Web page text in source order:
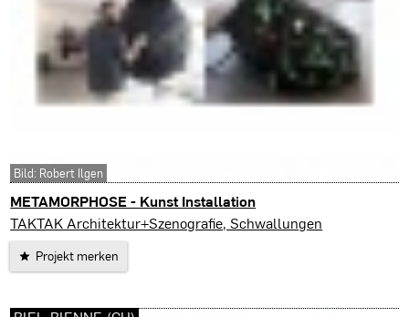
METAMORPHOSE - Kunst Installation
Biel-Bienne (CH)
TAKTAK Architektur+Szenografie, Schwallungen
Projekt merken
Bild: Robert Ilgen